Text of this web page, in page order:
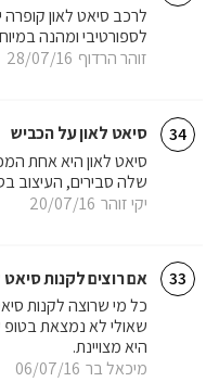
זוהר הרדוף 28/07/16
לרכב סיאט לאון
לספורטיבי ומהנה
34 סיאט לאון על הכביש
יקי זוהר 20/07/16
סיאט לאון היא אחת
שלה סבירים, העיצוב
33 אם רוצים לקנות סיאט
מיכאל בר 06/07/16
כל מי שרוצה לקנות
שאולי לא נמצאת בטופ
היא מצויינת.